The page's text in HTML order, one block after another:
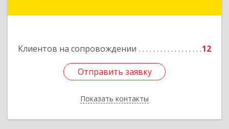
Клиентов на сопровождении 12
Отправить заявку
Показать контакты
Отправить заявку
Назад